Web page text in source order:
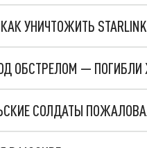
УНИЧТОЖИТЬ STARLINK